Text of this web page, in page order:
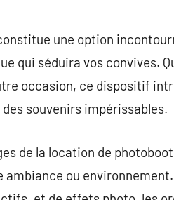
une option
qui séduira vos convives.
occasion, ce dispositif
souvenirs impérissables.
de la location de
ou